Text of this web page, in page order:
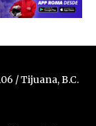
/ Tijuana, B.C.